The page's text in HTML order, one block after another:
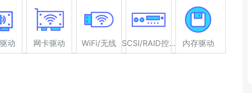
动 网卡驱动 WiFi/无线 SCSI/RAID控制器驱动 内存驱动